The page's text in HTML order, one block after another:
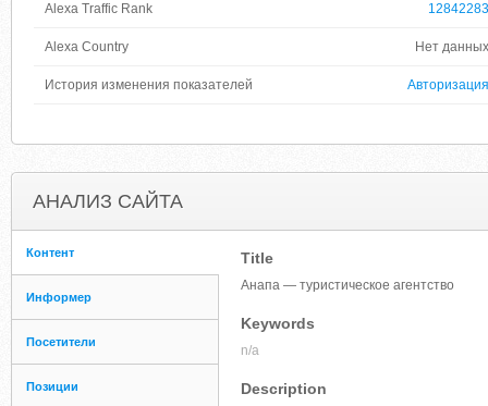
Alexa Traffic Rank 12842283
Alexa Country Нет данных
История изменения показателей Авторизация
АНАЛИЗ САЙТА
Контент
Информер
Посетители
Позиции
Title
Анапа — туристическое агентство
Keywords
n/a
Description